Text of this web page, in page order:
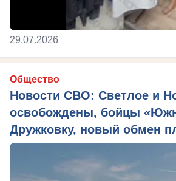
29.07.2026
Общество
Новости СВО: Светлое и
освобождены, бойцы
Дружковку, новый обмен